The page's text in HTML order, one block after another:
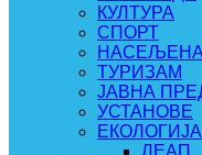
КУЛТУРА
СПОРТ
ТУРИЗАМ
ЈАВНА
УСТАНОВЕ
ЕКОЛОГИЈА
ЛЕАП